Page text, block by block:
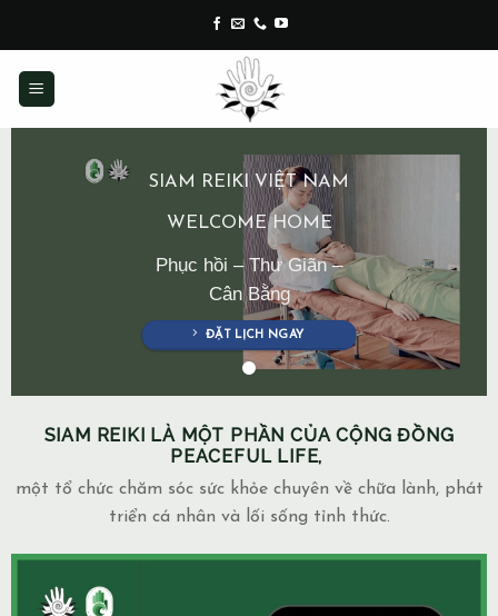
content
SIAM REIKI VIỆT NAM
WELCOME HOME
Phục hồi – Thư Giãn –
Cân Bằng
ĐẶT LỊCH NGAY
SIAM REIKI LÀ MỘT PHẦN CỦA CỘNG ĐỒNG
PEACEFUL LIFE,
một tổ chức chăm sóc sức khỏe chuyên về chữa lành, phát
triển cá nhân và lối sống tỉnh thức.